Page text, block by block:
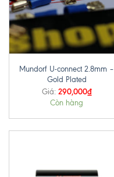
Mundorf U-connect 2.8mm –
Gold Plated
Giá: 290,000₫
Còn hàng